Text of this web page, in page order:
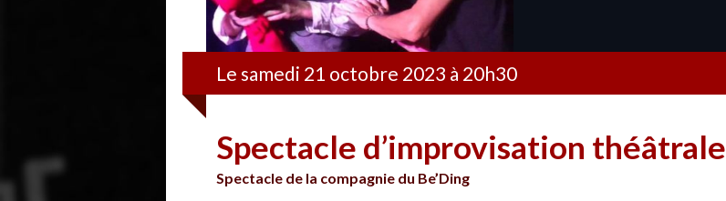
Le samedi 21 octobre 2023 à 20h30
Spectacle d’improvisation théâtrale
Spectacle de la compagnie du Be’Ding